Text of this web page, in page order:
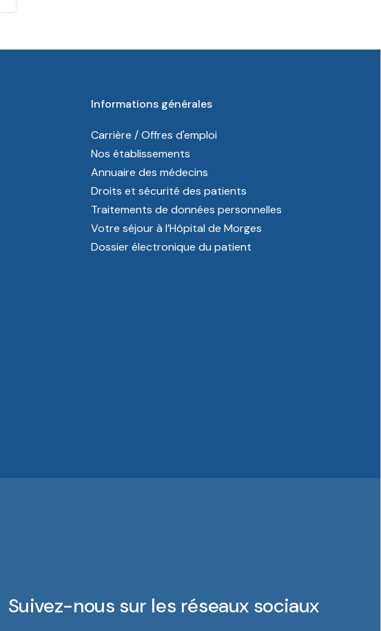
Informations générales
Carrière / Offres d'emploi
Nos établissements
Annuaire des médecins
Droits et sécurité des patients
Traitements de données personnelles
Votre séjour à l’Hôpital de Morges
Dossier électronique du patient
Suivez-nous sur les réseaux sociaux